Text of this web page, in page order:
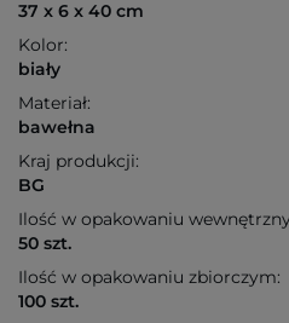
37 x 6 x 40 cm
Kolor:
biały
Materiał:
bawełna
Kraj produkcji:
BG
Ilość w opakowaniu
50 szt.
Ilość w opakowaniu zbiorczym:
100 szt.